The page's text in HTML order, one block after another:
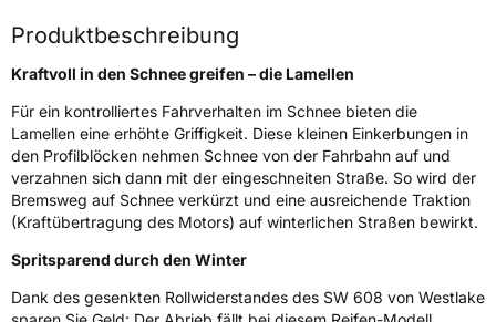
Allgemeine Produktsicherheit (GPSR)
HerstellerkontaktZhongce Europe GmbH, Hollerithallee 17
30419 Hannover Nordrhein-Westfalen
Deutschland, leoliao@zc-rubber.com
Produktbeschreibung
Kraftvoll in den Schnee greifen – die Lamellen
Für ein kontrolliertes Fahrverhalten im Schnee bieten die
Lamellen eine erhöhte Griffigkeit. Diese kleinen Einkerbungen in
den Profilblöcken nehmen Schnee von der Fahrbahn auf und
verzahnen sich dann mit der eingeschneiten Straße. So wird der
Bremsweg auf Schnee verkürzt und eine ausreichende Traktion
(Kraftübertragung des Motors) auf winterlichen Straßen bewirkt.
Spritsparend durch den Winter
Dank des gesenkten Rollwiderstandes des SW 608 von Westlake